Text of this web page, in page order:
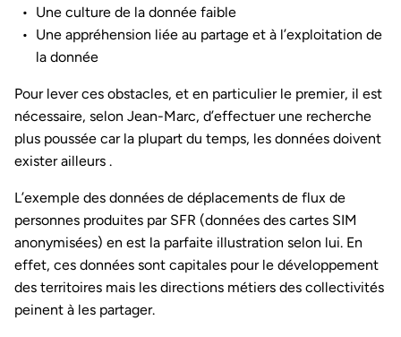
Une culture de la donnée faible
Une appréhension liée au partage et à l’exploitation de
la donnée
Pour lever ces obstacles, et en particulier le premier, il est
nécessaire, selon Jean-Marc, d’effectuer une recherche
plus poussée car la plupart du temps, les données doivent
exister ailleurs .
L’exemple des données de déplacements de flux de
personnes produites par SFR (données des cartes SIM
anonymisées) en est la parfaite illustration selon lui. En
effet, ces données sont capitales pour le développement
des territoires mais les directions métiers des collectivités
peinent à les partager.